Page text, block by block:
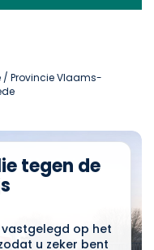
/ Provincie Vlaams-
tegen de
op het
u zeker bent